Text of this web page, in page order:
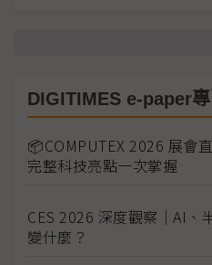
DIGITIMES e-paper
📦COMPUTEX 2026 展會
完整科技亮點一次掌握
CES 2026 深度觀察｜AI、
變什麼？